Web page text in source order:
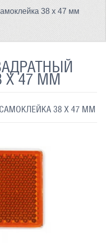
ТКАНЬ
ПЛЕНКА
С НАМИ
38 x 47 мм
X 47 ММ
38 X 47 ММ